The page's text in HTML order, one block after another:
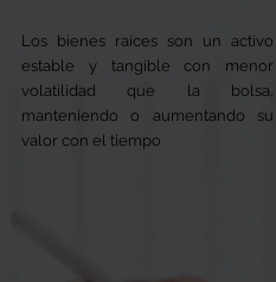
Los bienes raíces son un activo
estable y tangible con menor
volatilidad que la bolsa,
manteniendo o aumentando su
valor con el tiempo